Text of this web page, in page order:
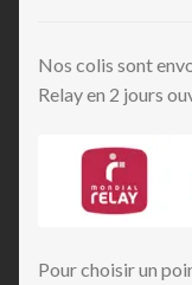
Nos colis sont
Relay en 2 jours
Pour choisir un